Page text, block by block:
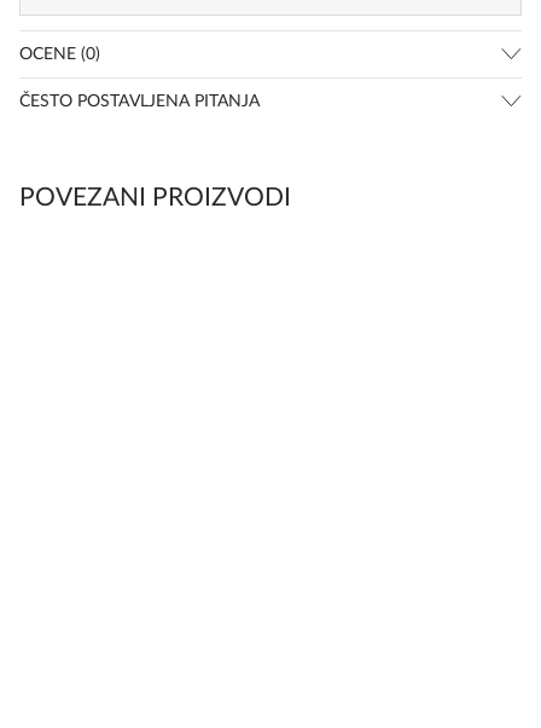
OCENE (0)
ČESTO POSTAVLJENA PITANJA
POVEZANI PROIZVODI